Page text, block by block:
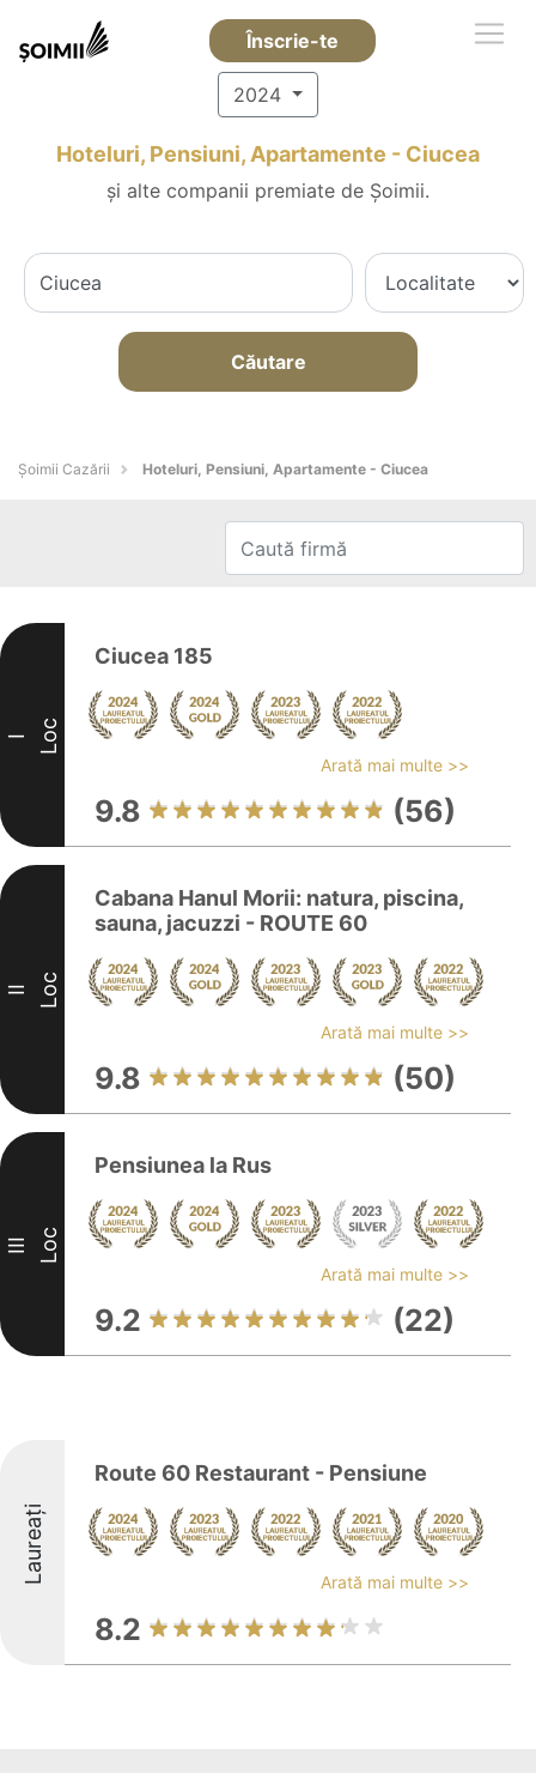
Înscrie-te
2024
Hoteluri, Pensiuni, Apartamente - Ciucea
și alte companii premiate de Șoimii.
Căutare
Șoimii Cazării Hoteluri, Pensiuni, Apartamente - Ciucea
I Loc
Ciucea 185
Arată mai multe >>
9.8 (56)
II Loc
Cabana Hanul Morii: natura, piscina,
sauna, jacuzzi - ROUTE 60
Arată mai multe >>
9.8 (50)
III Loc
Pensiunea la Rus
Arată mai multe >>
9.2 (22)
Laureați
Route 60 Restaurant - Pensiune
Arată mai multe >>
8.2